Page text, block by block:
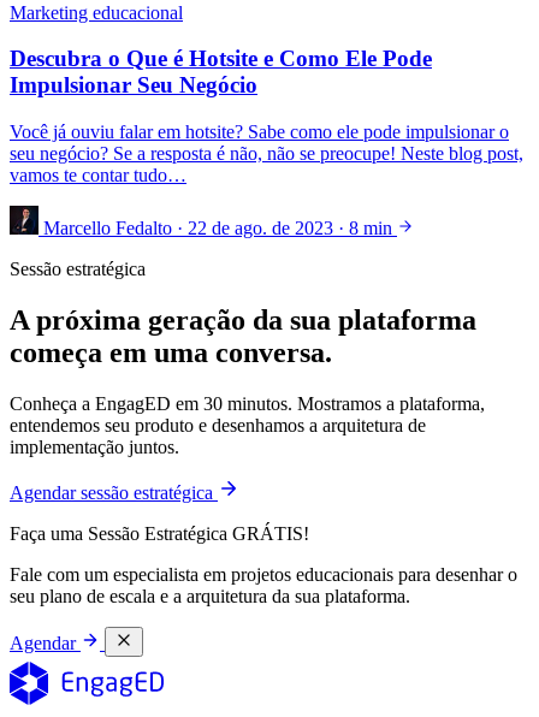
Marketing educacional
Descubra o Que é Hotsite e Como Ele Pode
Impulsionar Seu Negócio
Você já ouviu falar em hotsite? Sabe como ele pode impulsionar o
seu negócio? Se a resposta é não, não se preocupe! Neste blog post,
vamos te contar tudo…
Marcello Fedalto · 22 de ago. de 2023 · 8 min
Sessão estratégica
A próxima geração da sua plataforma
começa em uma conversa.
Conheça a EngagED em 30 minutos. Mostramos a plataforma,
entendemos seu produto e desenhamos a arquitetura de
implementação juntos.
Agendar sessão estratégica
Faça uma Sessão Estratégica GRÁTIS!
Fale com um especialista em projetos educacionais para desenhar o
seu plano de escala e a arquitetura da sua plataforma.
Agendar